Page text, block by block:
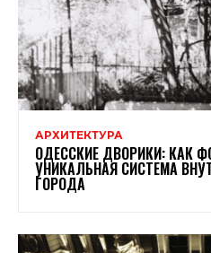
АРХИТЕКТУРА
ОДЕССКИЕ ДВОРИКИ: КАК
УНИКАЛЬНАЯ СИСТЕМА
ГОРОДА